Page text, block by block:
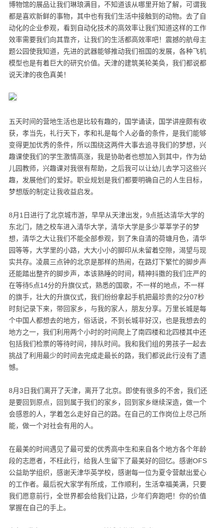
博物馆的展品让我们琳琅满目，不知道该从哪里开始了解，可谓我
都是喜欢新鲜的事物，其中也有我们生活中接触到的动物。去了自
动化的企业参观，看到自动化技术的高效率让我们知道这样的工作
效率需要我们向其靠齐，让我们的生活都高效率吧！震撼的航母主
题公园使我知道，先进的武器能够推动我们祖国的发展，各种飞机
模型也是有着巨大的研究价值。天津的建筑美轮美奂，我们都说都
说天津的夜色真美！
五天时间的营地生活也是比较有趣的，国学诵读，国学讲座颇有收
获，孝当先，礼行天下，孝和礼是每个人必备的条件，是我们能够
变得更加优秀的条件，所以围绕这两件大事去追寻我们的梦想，兴
趣课使我们的学生激情高涨，我是协助者也想加入到其中，作为幼
儿园教师，兴趣课对我很有帮助，之后我可以让幼儿去学习这些兴
趣，发展他们的爱好。职业规划是我们都要明确自己的人生目标，
梦想版的制定让我收益启发。
8月 1 日进行了北京城市游，早早从天津出发， 9点抵达清华大学的
东北门，随之校车进入清华大学，清华大学是多少莘莘学子的梦
想，清华之大让我们不能全部参观，到了朱自清的荷塘月色，清华
园等等，大学里的小路，大大小小的脚印从未留着空隙，渴望与现
实共存。凌晨三点钟的北京是那样的热闹，在路灯下繁忙的脚步声
还能踏出整齐的脚步声，本该熟睡的时间，精神抖擞的我们庄严的
在等待5点14分的升旗仪式，熟悉的国歌，不一样的地点，不一样
的旗手，壮大的升旗仪式，我们纷纷拿起手机把最珍贵的2分07秒
时刻记录下来，带回家乡，与我的家人，朋友分享。万里长城是每
个中国人都想去的地方，俗话说，不到长城非好汉，也是我想去的
地方之一，我们利用两个小时的时间爬上了南四楼和北四楼其中还
包括我们检票的等待时间，排队时间。我和我们组的男孩子一起去
挑战了利用最少的时间去完成走最长的路，我们都说此行没有了遗
憾。
8月3 日我们离开了天津，离开了北京。即使有很多的不舍，我们还
是要回到原点，回到属于我们的家乡，回到家乡继续深造，做一个
会感恩的人，学着怎么走好自己的路。在自己的工作岗位上尽己所
能，做一个对社会有用的人。
在最美的时间遇见了最可爱的优秀高中生和来自各个地方各个年龄
段的志愿者，不枉此行，给我人生留下了最美好的回忆。感谢OFS
公益助学组织，感谢天津华英学校，感谢每一位为夏令营献出爱心
的工作者。最后祝大家学有所成，工作顺利，生活幸福美满，只要
我们愿意前行，全世界都会给我们让路，少年们奔跑吧！你的价值
掌握在自己的手上。